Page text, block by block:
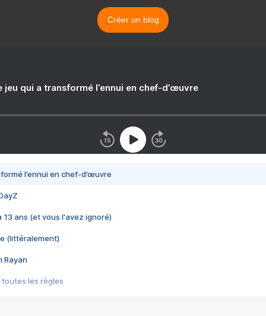
Créer un blog
jeu qui a transformé l’ennui en chef-d’œuvre
l’ennui en chef-d’œuvre
13 ans (et vous l'avez ignoré)
(littéralement)
Rayan
toutes les règles